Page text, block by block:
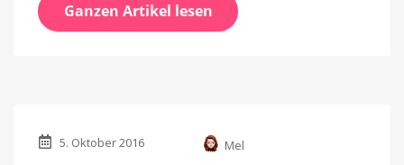
Ganzen Artikel lesen
5. Oktober 2016
Mel